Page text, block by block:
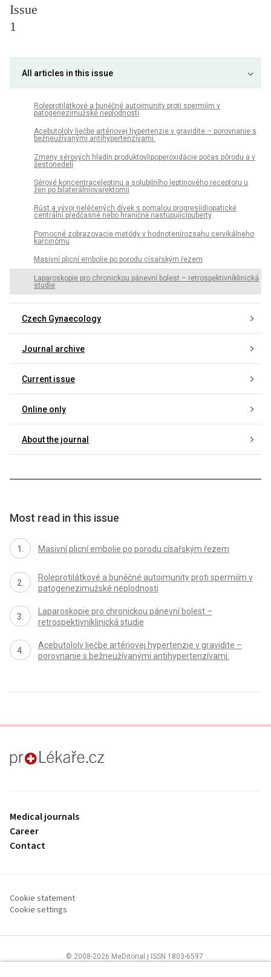
Issue
1
All articles in this issue
Roleprotilátkové a buněčné autoimunity proti spermiím v
patogenezimužské neplodnosti
Acebutololv liečbe artériovej hypertenzie v gravidite – porovnanie s
bežneužívanými antihypertenzívami.
Zmeny sérových hladín produktovlipoperoxidácie počas pôrodu a v
šestonedelí
Sérové koncentraceleptinu a solubilního leptinového receptoru u
žen po bilaterálníovarektomii
Růst a vývoj neléčených dívek s pomalou progresíidiopatické
centrální předčasné nebo hraničně nastupujícípuberty
Pomocné zobrazovacie metódy v hodnotenírozsahu cervikálneho
karcinómu
Masivní plicní embolie po porodu císařským řezem
Laparoskopie pro chronickou pánevní bolest – retrospektivníklinická
studie
Czech Gynaecology
Journal archive
Current issue
Online only
About the journal
Most read in this issue
Masivní plicní embolie po porodu císařským řezem
Roleprotilátkové a buněčné autoimunity proti spermiím v
patogenezimužské neplodnosti
Laparoskopie pro chronickou pánevní bolest –
retrospektivníklinická studie
Acebutololv liečbe artériovej hypertenzie v gravidite –
porovnanie s bežneužívanými antihypertenzívami.
proLékaře.cz
Medical journals
Career
Contact
Cookie statement
Cookie settings
© 2008-2026 MeDitorial | ISSN 1803-6597